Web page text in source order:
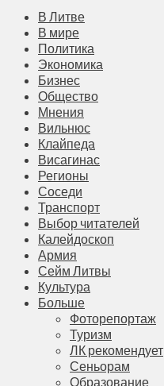
В Литве
В мире
Политика
Экономика
Бизнес
Общество
Мнения
Вильнюс
Клайпеда
Висагинас
Регионы
Соседи
Транспорт
Выбор читателей
Калейдоскоп
Армия
Сейм Литвы
Культура
Больше
Фоторепортаж
Туризм
ЛК рекомендует
Сеньорам
Образование